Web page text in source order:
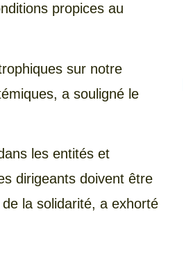
propices au
sur notre
a souligné le
les entités et
dirigeants doivent être
la solidarité, a exhorté